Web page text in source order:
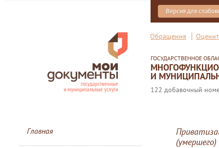
Версия для
Обращения
ГОСУДАРСТВЕННОЕ
И
122 добавочный
Главная